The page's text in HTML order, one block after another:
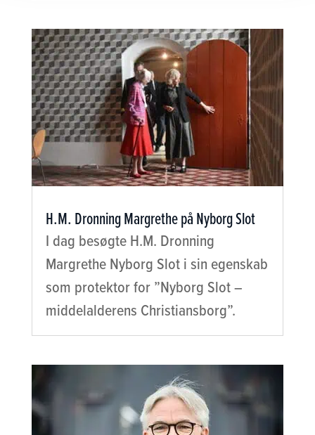
H.M. Dronning Margrethe på Nyborg Slot
I dag besøgte H.M. Dronning
Margrethe Nyborg Slot i sin egenskab
som protektor for ”Nyborg Slot –
middelalderens Christiansborg”.